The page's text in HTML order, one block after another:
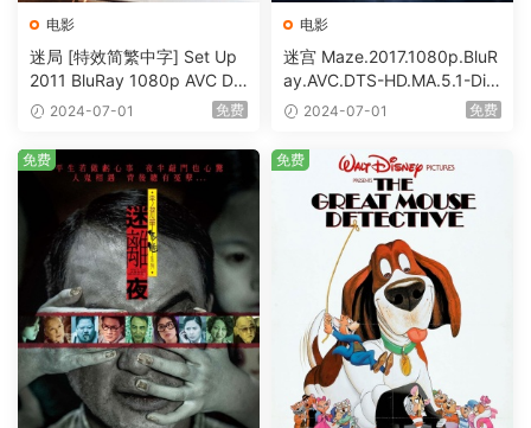
电影
迷局 [特效简繁中字] Set Up
2011 BluRay 1080p AVC DT
S-HD MA5.1-shhaclm@CHD
2024-07-01 免费
电影
迷宫 Maze.2017.1080p.BluR
ay.AVC.DTS-HD.MA.5.1-DiY
@HDHome [BDISO 19.7GB]
2024-07-01 免费
免费 免费